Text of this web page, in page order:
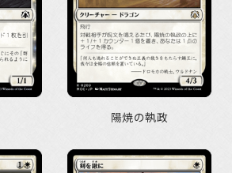
陽焼の執政